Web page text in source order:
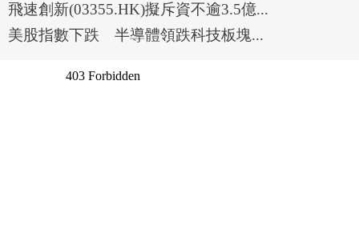
飛速創新(03355.HK)擬斥資不逾3.5億...
美股指數下跌 半導體領跌科技板塊...